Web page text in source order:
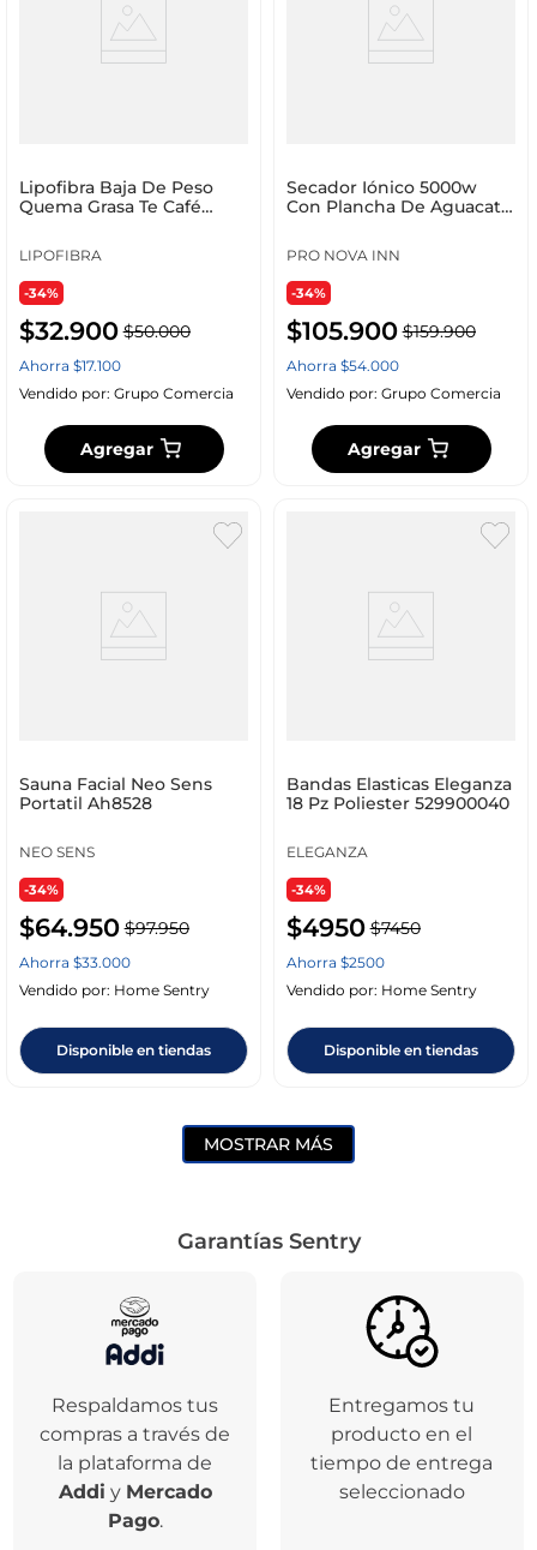
Lipofibra Baja De Peso
Quema Grasa Te Café
LIPOFIBRA
-34%
$32.900 $50.000
Ahorra $17.100
Vendido por: Grupo Comercia
Agregar
Secador Iónico 5000w
Con Plancha De Aguacate
Nova Inn Verde 110v Verde
110v
PRO NOVA INN
-34%
$105.900 $159.900
Ahorra $54.000
Vendido por: Grupo Comercia
Agregar
Sauna Facial Neo Sens
Portatil Ah8528
NEO SENS
-34%
$64.950 $97.950
Ahorra $33.000
Vendido por: Home Sentry
Disponible en tiendas
Bandas Elasticas Eleganza
18 Pz Poliester 529900040
ELEGANZA
-34%
$4950 $7450
Ahorra $2500
Vendido por: Home Sentry
Disponible en tiendas
MOSTRAR MÁS
Garantías Sentry
Respaldamos tus
compras a través de
la plataforma de
Addi y Mercado
Pago.
Entregamos tu
producto en el
tiempo de entrega
seleccionado